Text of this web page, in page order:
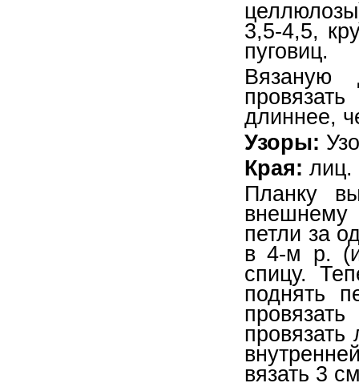
3,5-4,5,
пуговиц.
Вязаную
длиннее,
Узоры:
Края: лиц.
Планку
петли за
в 4-м р.
спицу.
поднять
вязать 3